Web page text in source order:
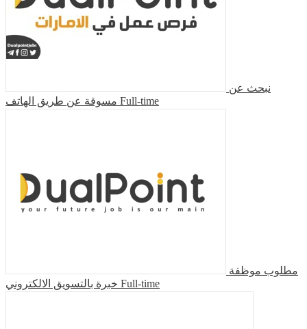
نبحث عن
مسوقة عن طريق الهاتف Full-time
مطلوب موظفة
خبرة بالتسويق الالكتروني Full-time